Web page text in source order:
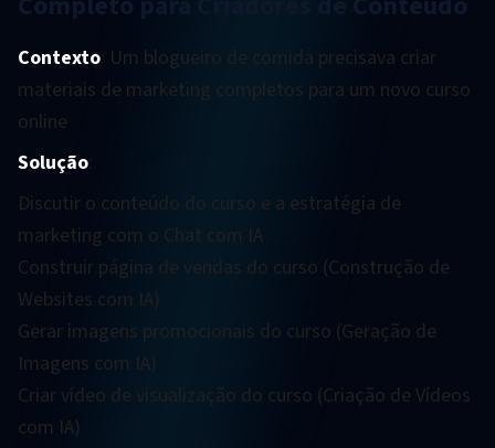
Contexto: Um blogueiro de comida precisava criar
materiais de marketing completos para um novo curso
online
Solução:
Discutir o conteúdo do curso e a estratégia de
marketing com o Chat com IA
Construir página de vendas do curso (Construção de
Websites com IA)
Gerar imagens promocionais do curso (Geração de
Imagens com IA)
Criar vídeo de visualização do curso (Criação de Vídeos
com IA)